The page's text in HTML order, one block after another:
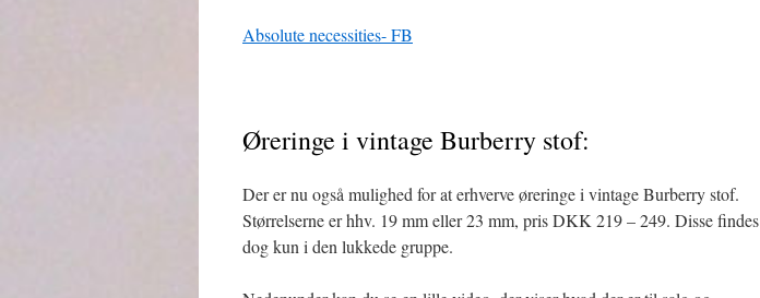
Absolute necessities- FB
Øreringe i vintage Burberry stof:
Der er nu også mulighed for at erhverve øreringe i vintage Burberry stof.
Størrelserne er hhv. 19 mm eller 23 mm, pris DKK 219 – 249. Disse findes
dog kun i den lukkede gruppe.